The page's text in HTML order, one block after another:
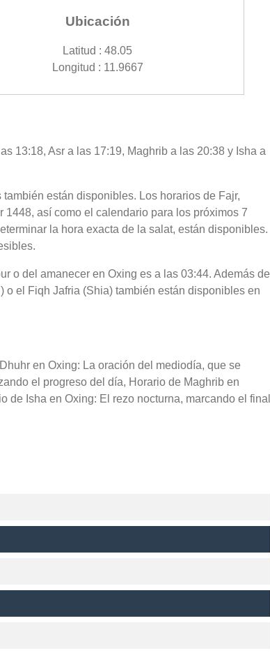
Ubicación
Latitud : 48.05
Longitud : 11.9667
13:18, Asr a las 17:19, Maghrib a las 20:38 y Isha a
están disponibles. Los horarios de Fajr,
1448, así como el calendario para los próximos 7
la hora exacta de la salat, están disponibles.
o del amanecer en Oxing es a las 03:44. Además de
o el Fiqh Jafria (Shia) también están disponibles en
en Oxing: La oración del mediodía, que se
el progreso del día, Horario de Maghrib en
Isha en Oxing: El rezo nocturna, marcando el final